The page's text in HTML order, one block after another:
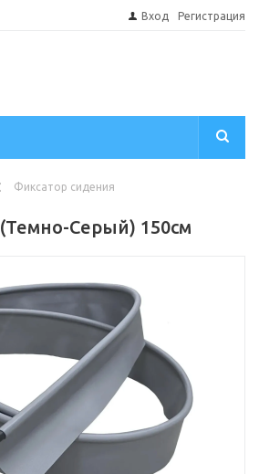
Вход Регистрация
Фиксатор сидения
Серый) 150см